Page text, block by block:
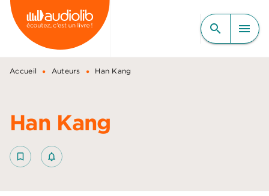
MENU RECHERCHE
CONTENU
PIED DE PAGE
search menu
Accueil • Auteurs • Han Kang
Han Kang
bookmark_border notifications_none_outlined